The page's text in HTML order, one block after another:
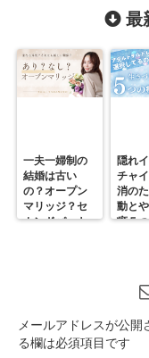
を作る
最
一夫一婦制の
結婚は古い
の？オープン
マリッジ？セ
カンドパート
隠れ
チャ
消の
動と
癖５
関係
はこ
メールアドレスが公開
る欄は必須項目です